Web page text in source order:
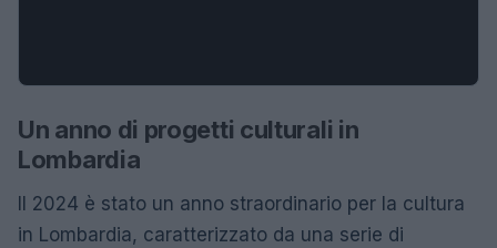
Un anno di progetti culturali in
Lombardia
Il 2024 è stato un anno straordinario per la cultura
in Lombardia, caratterizzato da una serie di